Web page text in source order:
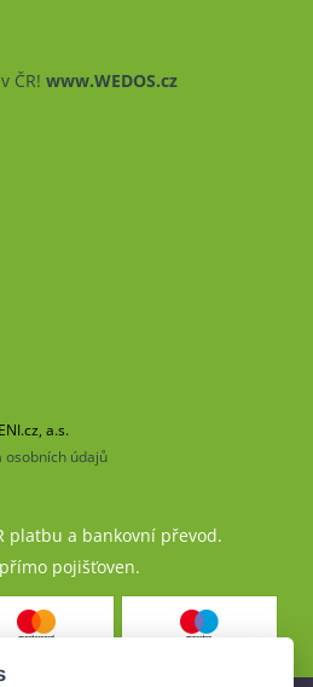
ČR! www.WEDOS.cz
a.s.
osobních údajů
platbu a bankovní převod.
pojišťoven.